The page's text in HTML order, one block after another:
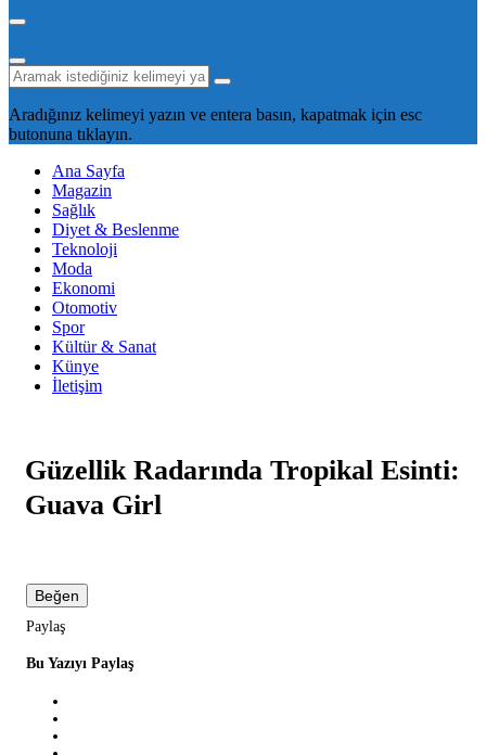
Aradığınız kelimeyi yazın ve entera basın, kapatmak için esc
butonuna tıklayın.
Ana Sayfa
Magazin
Sağlık
Diyet & Beslenme
Teknoloji
Moda
Ekonomi
Otomotiv
Spor
Kültür & Sanat
Künye
İletişim
Güzellik Radarında Tropikal Esinti:
Guava Girl
Beğen
Paylaş
Bu Yazıyı Paylaş